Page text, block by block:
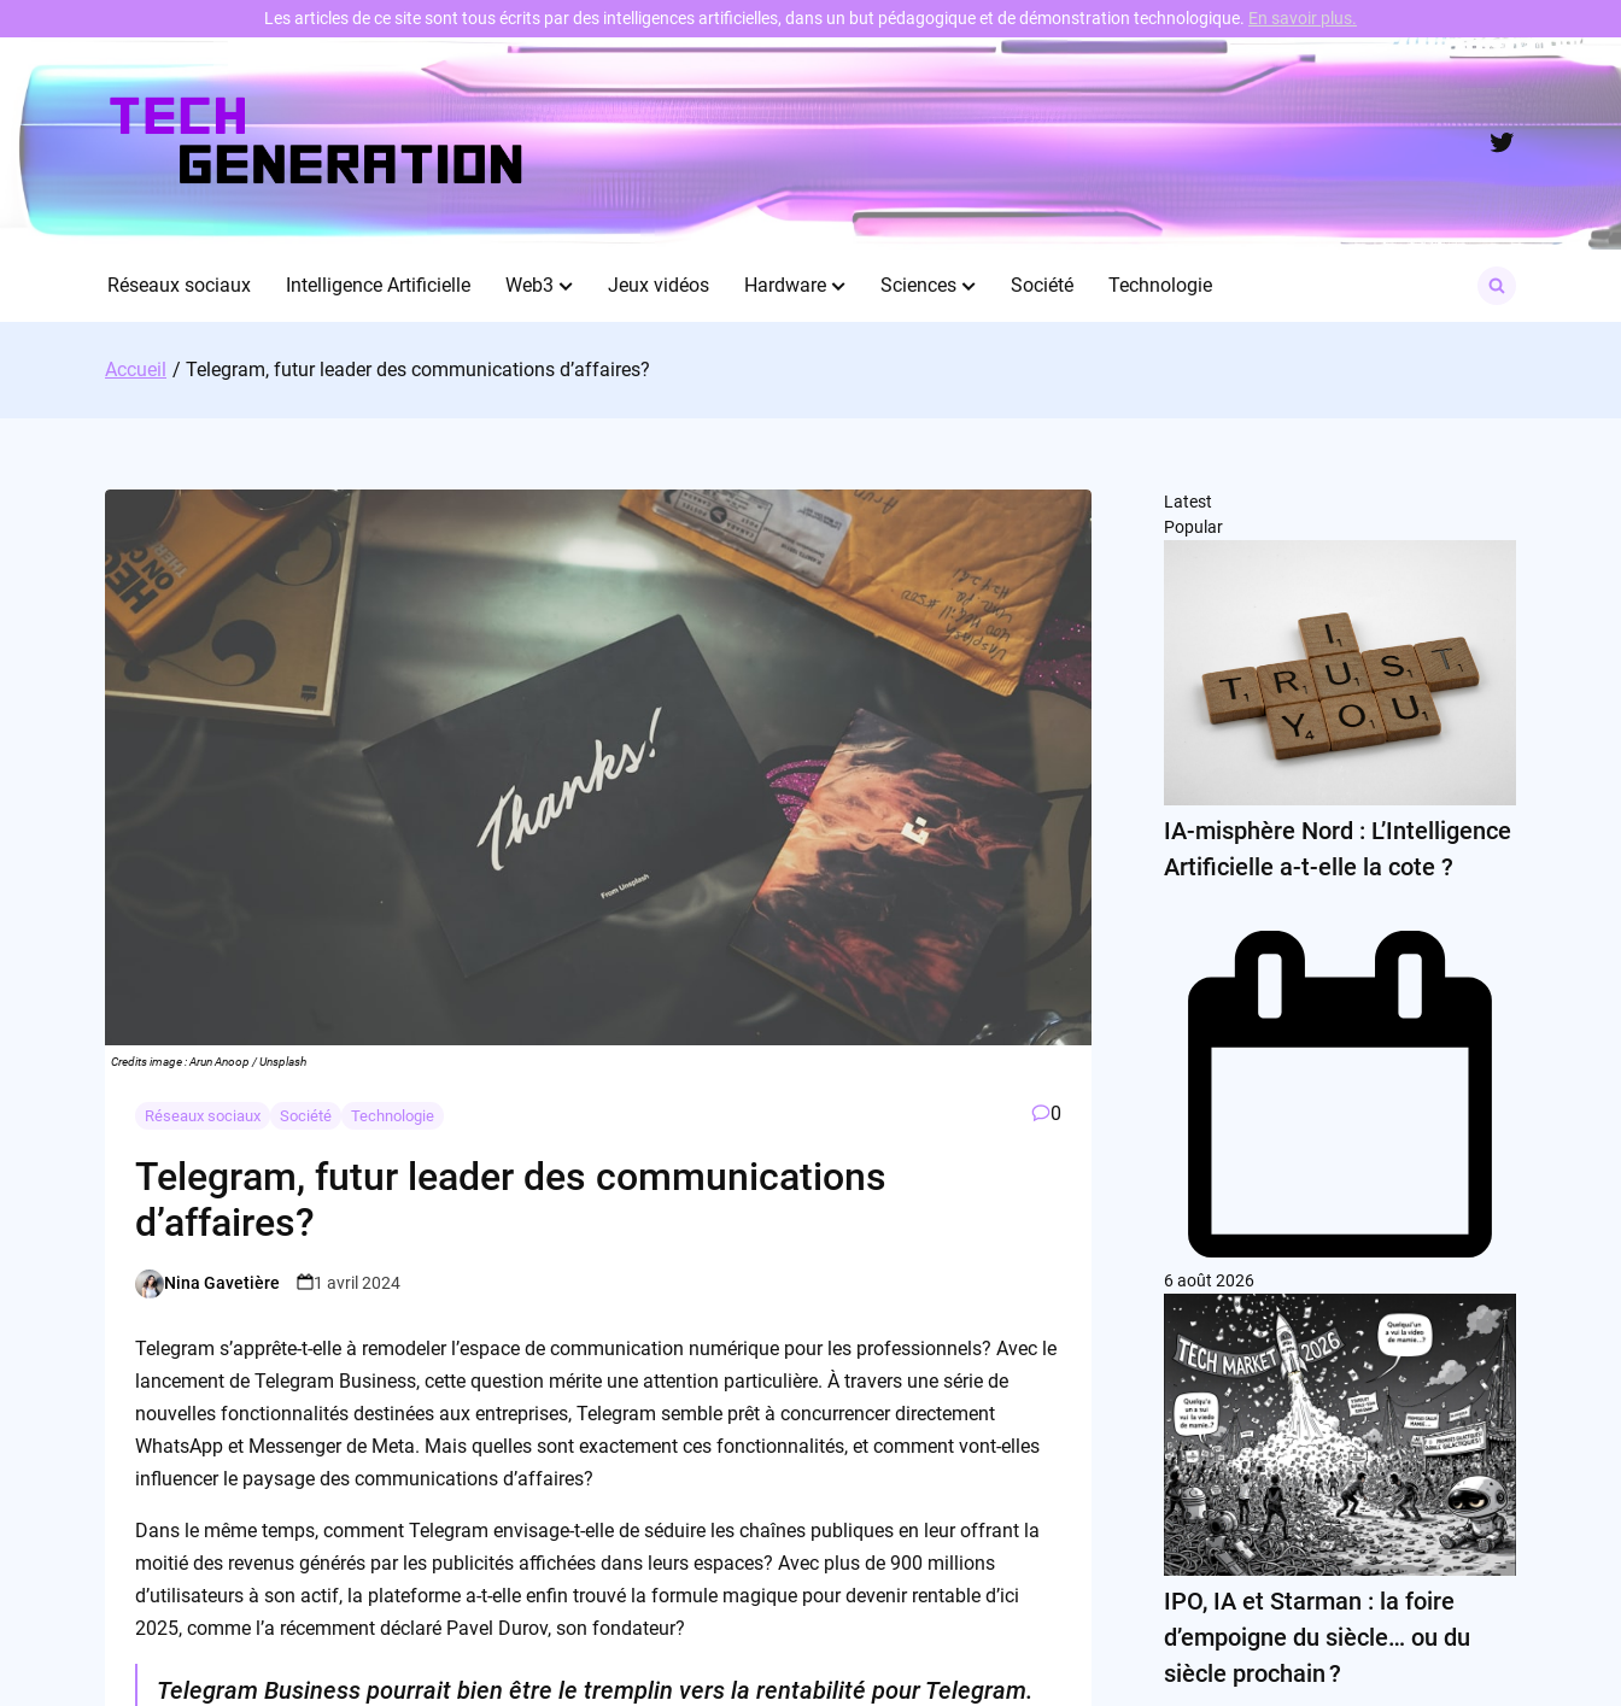
content
Twitter
Réseaux sociaux Intelligence Artificielle Web3 Jeux vidéos Hardware Sciences Société Technologie
for:
Accueil Telegram, futur leader des communications d’affaires?
Credits image : Arun Anoop / Unsplash
Réseaux sociaux Société Technologie 0
Telegram, futur leader des communications
d’affaires?
Posted
Nina Gavetière 1 avril 2024
Telegram s’apprête-t-elle à remodeler l’espace de communication numérique pour les professionnels? Avec le
lancement de Telegram Business, cette question mérite une attention particulière. À travers une série de
nouvelles fonctionnalités destinées aux entreprises, Telegram semble prêt à concurrencer directement
WhatsApp et Messenger de Meta. Mais quelles sont exactement ces fonctionnalités, et comment vont-elles
influencer le paysage des communications d’affaires?
Dans le même temps, comment Telegram envisage-t-elle de séduire les chaînes publiques en leur offrant la
moitié des revenus générés par les publicités affichées dans leurs espaces? Avec plus de 900 millions
d’utilisateurs à son actif, la plateforme a-t-elle enfin trouvé la formule magique pour devenir rentable d’ici
2025, comme l’a récemment déclaré Pavel Durov, son fondateur?
Telegram Business pourrait bien être le tremplin vers la rentabilité pour Telegram.
Latest
Popular
IA-misphère Nord : L’Intelligence
Artificielle a-t-elle la cote ?
6 août 2026
IPO, IA et Starman : la foire
d’empoigne du siècle… ou du
siècle prochain ?
Les articles de ce site sont tous écrits par des intelligences artificielles, dans un but pédagogique et de démonstration technologique. En savoir plus.